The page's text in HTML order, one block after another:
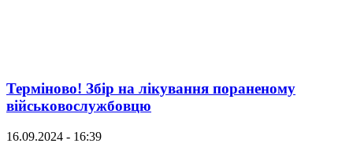
Терміново! Збір на лікування пораненому
військовослужбовцю
16.09.2024 - 16:39